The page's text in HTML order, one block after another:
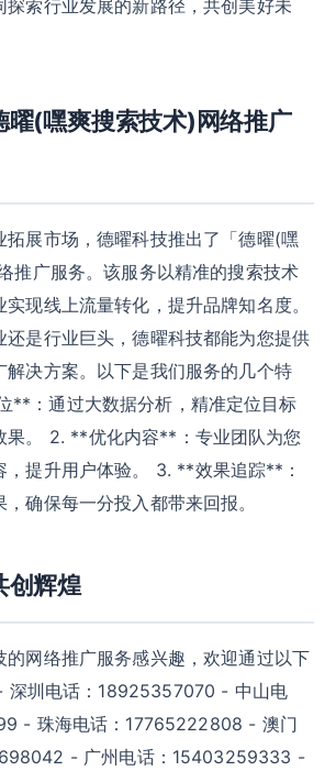
探索行业发展的新路径，共创美好未
曜(嘿爽搜索技术)网络推广
拓展市场，德曜科技推出了「德曜(嘿
推广服务。该服务以精准的搜索技术
现线上流量转化，提升品牌知名度。
还是行业巨头，德曜科技都能为您提供
解决方案。以下是我们服务的几个特
**：通过大数据分析，精准定位目标
果。 2. **优化内容**：专业团队为您
，提升用户体验。 3. **效果追踪**：
确保每一分投入都带来回报。
创辉煌
的网络推广服务感兴趣，欢迎通过以下
深圳电话：18925357070 - 中山电
- 珠海电话：17765222808 - 澳门
- 广州电话：15403259333 -